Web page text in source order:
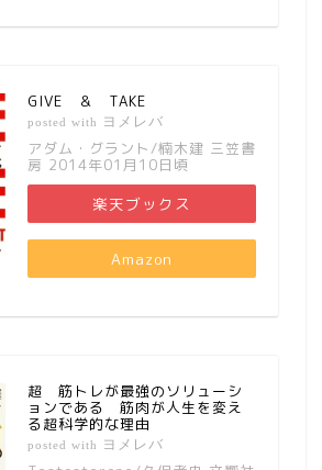
GIVE ＆ TAKE
posted with ヨメレバ
アダム・グラント/楠木建 三笠書
房 2014年01月10日頃
楽天ブックス
Amazon
超 筋トレが最強のソリューシ
ョンである 筋肉が人生を変え
る超科学的な理由
posted with ヨメレバ